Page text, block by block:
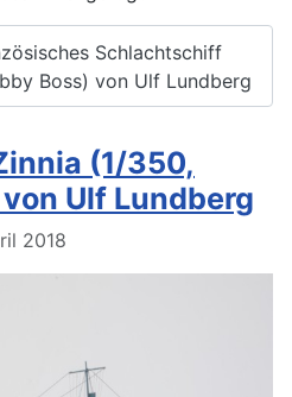
Schlachtschiff
Boss) von Ulf Lundberg
(1/350,
Ulf Lundberg
2018